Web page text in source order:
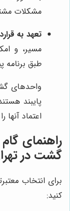
مشکلات
تعهد به
مسیر، و
طبق
واحدهای
پایبند
اعتماد آنها
راهنمای
گشت در
برای انتخاب
کنید: